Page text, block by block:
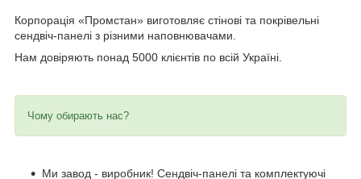
Корпорація «Промстан» виготовляє стінові та покрівельні
сендвіч-панелі з різними наповнювачами.
Нам довіряють понад 5000 клієнтів по всій Україні.
Чому обирають нас?
Ми завод - виробник! Сендвіч-панелі та комплектуючі